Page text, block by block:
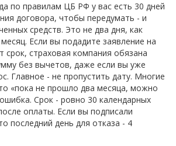
по правилам ЦБ РФ у вас есть 30 дней
договора, чтобы передумать - и
средств. Это не два дня, как
Если вы подадите заявление на
срок, страховая компания обязана
без вычетов, даже если вы уже
Главное - не пропустить дату. Многие
«пока не прошло два месяца, можно
Срок - ровно 30 календарных
оплаты. Если вы подписали
последний день для отказа - 4